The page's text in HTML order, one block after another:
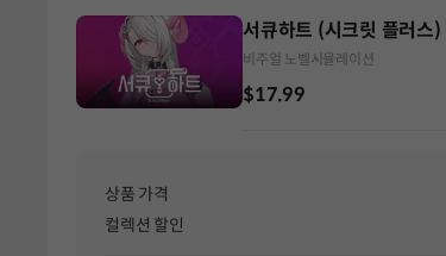
서큐하트 (시크릿 플러스)
비주얼 노벨시뮬레이션
$17.99
상품 가격
컬렉션 할인